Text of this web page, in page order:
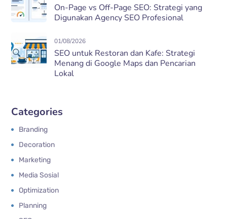
On-Page vs Off-Page SEO: Strategi yang
Digunakan Agency SEO Profesional
01/08/2026
SEO untuk Restoran dan Kafe: Strategi
Menang di Google Maps dan Pencarian
Lokal
Categories
Branding
Decoration
Marketing
Media Sosial
Optimization
Planning